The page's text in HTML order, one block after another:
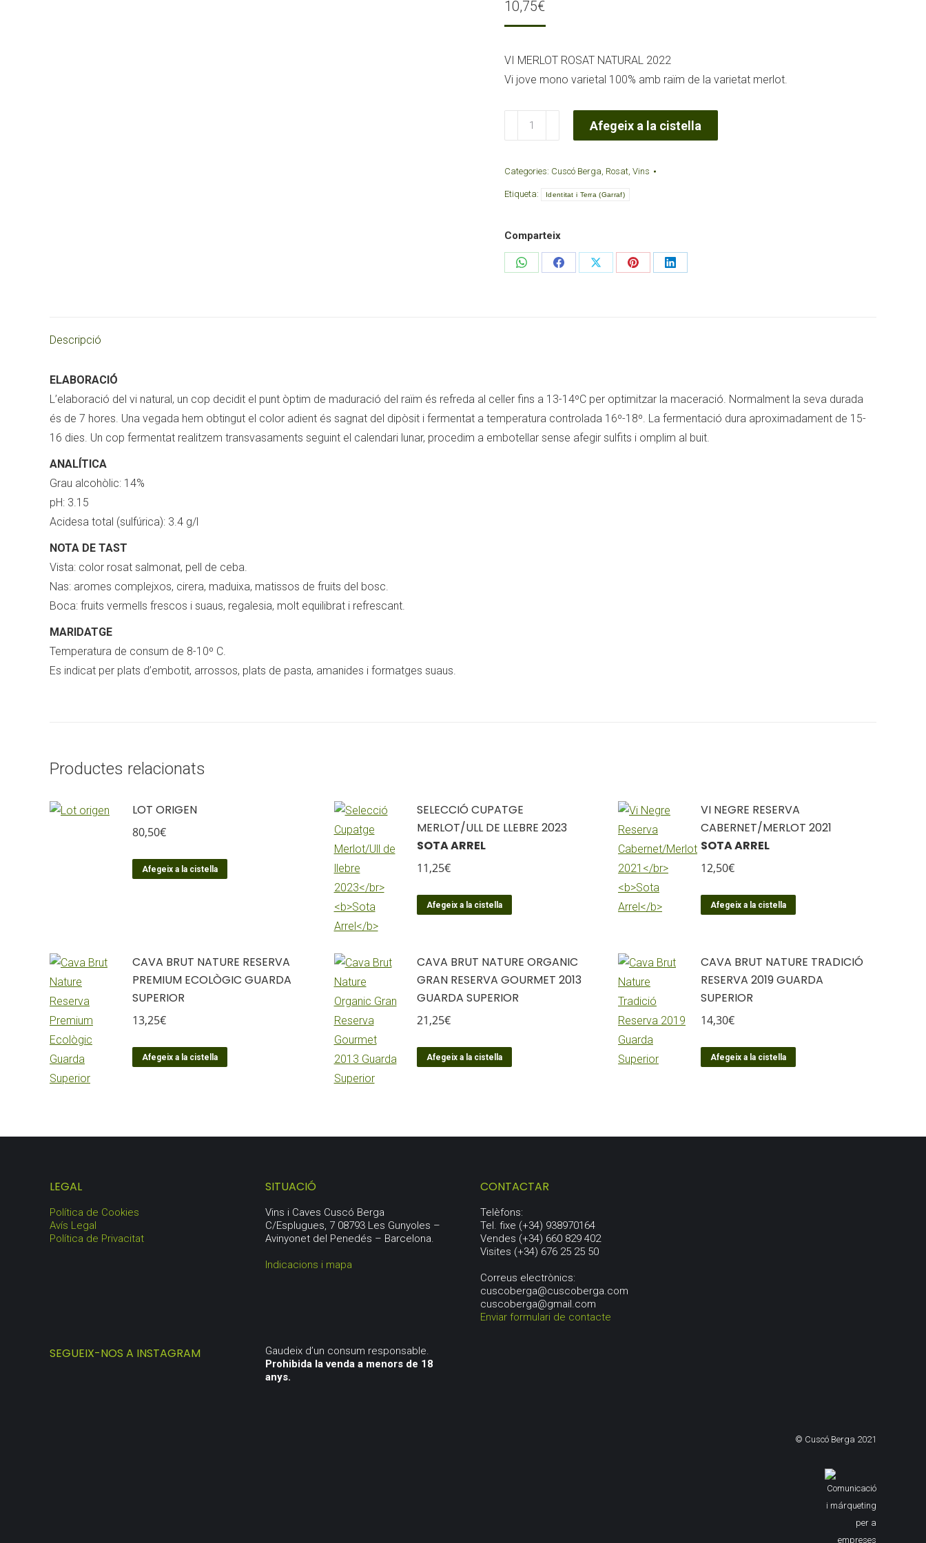
10,75€
VI MERLOT ROSAT NATURAL 2022
Vi jove mono varietal 100% amb raïm de la varietat merlot.
quantitat
de
Rosat
Natural
2024Cova
Gran
Afegeix a la cistella
Categories: Cuscó Berga, Rosat, Vins
Etiqueta: Identitat i Terra (Garraf)
Comparteix
Share
Share
Share
Share
Share
Descripció
ELABORACIÓ
L’elaboració del vi natural, un cop decidit el punt òptim de maduració del raïm és refreda al celler fins a 13-14ºC per optimitzar la maceració. Normalment la seva durada
és de 7 hores. Una vegada hem obtingut el color adient és sagnat del dipòsit i fermentat a temperatura controlada 16º-18º. La fermentació dura aproximadament de 15-
16 dies. Un cop fermentat realitzem transvasaments seguint el calendari lunar, procedim a embotellar sense afegir sulfits i omplim al buit.
ANALÍTICA
Grau alcohòlic: 14%
pH: 3.15
Acidesa total (sulfúrica): 3.4 g/l
NOTA DE TAST
Vista: color rosat salmonat, pell de ceba.
Nas: aromes complejxos, cirera, maduixa, matissos de fruits del bosc.
Boca: fruits vermells frescos i suaus, regalesia, molt equilibrat i refrescant.
MARIDATGE
Temperatura de consum de 8-10º C.
Es indicat per plats d’embotit, arrossos, plats de pasta, amanides i formatges suaus.
Productes relacionats
LOT ORIGEN
80,50€
Afegeix a la cistella
SELECCIÓ CUPATGE
MERLOT/ULL DE LLEBRE 2023
SOTA ARREL
11,25€
Afegeix a la cistella
VI NEGRE RESERVA
CABERNET/MERLOT 2021
SOTA ARREL
12,50€
Afegeix a la cistella
CAVA BRUT NATURE RESERVA
PREMIUM ECOLÒGIC GUARDA
SUPERIOR
13,25€
Afegeix a la cistella
CAVA BRUT NATURE ORGANIC
GRAN RESERVA GOURMET 2013
GUARDA SUPERIOR
21,25€
Afegeix a la cistella
CAVA BRUT NATURE TRADICIÓ
RESERVA 2019 GUARDA
SUPERIOR
14,30€
Afegeix a la cistella
LEGAL
Política de Cookies
Avís Legal
Política de Privacitat
SITUACIÓ
Vins i Caves Cuscó Berga
C/Esplugues, 7 08793 Les Gunyoles –
Avinyonet del Penedés – Barcelona.
Indicacions i mapa
CONTACTAR
Telèfons:
Tel. fixe (+34) 938970164
Vendes (+34) 660 829 402
Visites (+34) 676 25 25 50
Correus electrònics:
cuscoberga@cuscoberga.com
cuscoberga@gmail.com
Enviar formulari de contacte
SEGUEIX-NOS A INSTAGRAM
Gaudeix d’un consum responsable.
Prohibida la venda a menors de 18
anys.
© Cuscó Berga 2021